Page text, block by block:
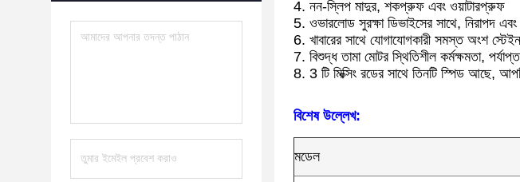
4. নন-স্লিপ মাদুর, শকপ্রুফ এবং ওয়াটারপ্রুফ
5. ওভারলোড সুরক্ষা ডিভাইসের সাথে, নিরাপদ এবং
6. খাবারের সাথে যোগাযোগকারী সমস্ত অংশ
7. বিশুদ্ধ তামা মোটর স্থিতিশীল কর্মক্ষমতা,
8. 3 টি মিক্সিং রডের সাথে তিনটি স্পিড আছে,
বিশেষ উল্লেখ:
মডেল